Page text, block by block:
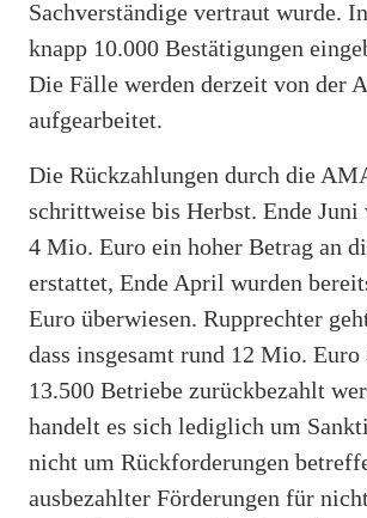
Sachverständige vertraut wurde.
knapp 10.000 Bestätigungen
Die Fälle werden derzeit von der
aufgearbeitet.
Die Rückzahlungen durch die
schrittweise bis Herbst. Ende
4 Mio. Euro ein hoher Betrag an
erstattet, Ende April wurden
Euro überwiesen. Rupprechter
dass insgesamt rund 12 Mio. Euro
13.500 Betriebe zurückbezahlt
handelt es sich lediglich um
nicht um Rückforderungen
ausbezahlter Förderungen für